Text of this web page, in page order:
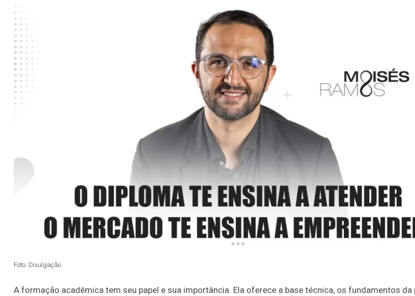
Foto: Divulgação
A formação acadêmica tem seu papel e sua importância. Ela oferece a base técnica, os fundamentos da